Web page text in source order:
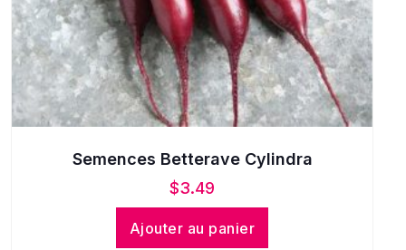
Semences Betterave Cylindra
$3.49
Ajouter au panier